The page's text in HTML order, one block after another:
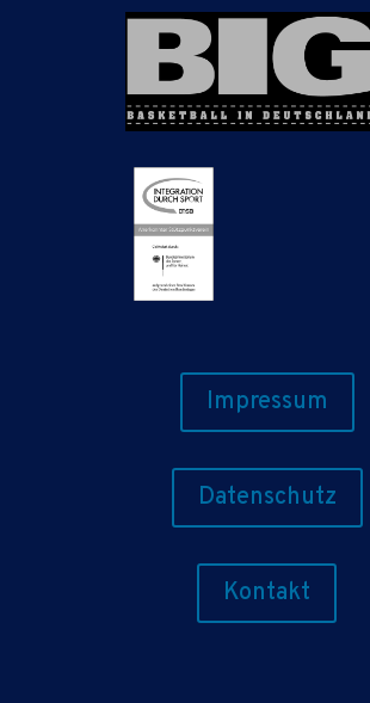
Impressum
Datenschutz
Kontakt